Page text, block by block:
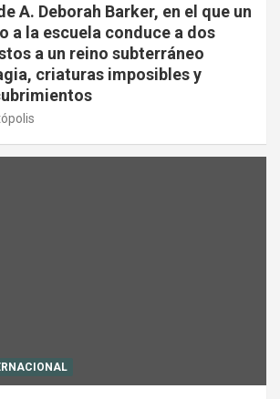
A. Deborah Barker, en el que un
a la escuela conduce a dos
a un reino subterráneo
criaturas imposibles y